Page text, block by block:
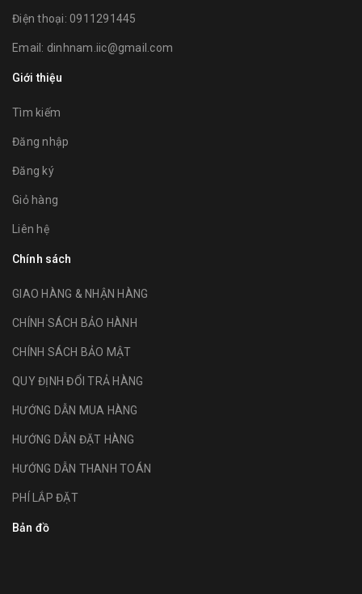
Điện thoại: 0911291445
Email: dinhnam.iic@gmail.com
Giới thiệu
Tìm kiếm
Đăng nhập
Đăng ký
Giỏ hàng
Liên hệ
Chính sách
GIAO HÀNG & NHẬN HÀNG
CHÍNH SÁCH BẢO HÀNH
CHÍNH SÁCH BẢO MẬT
QUY ĐỊNH ĐỔI TRẢ HÀNG
HƯỚNG DẪN MUA HÀNG
HƯỚNG DẪN ĐẶT HÀNG
HƯỚNG DẪN THANH TOÁN
PHÍ LẮP ĐẶT
Bản đồ